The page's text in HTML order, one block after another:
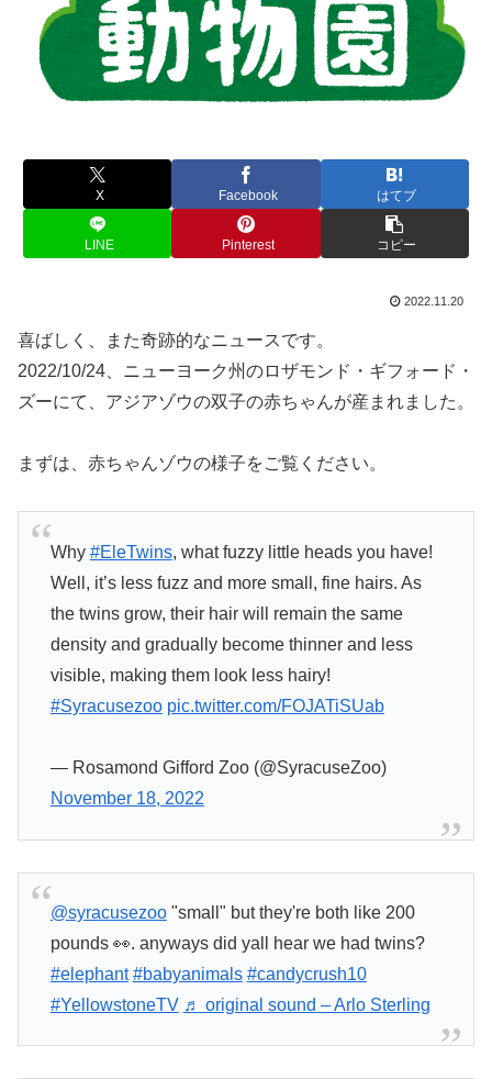
X Facebook はてブ
LINE Pinterest コピー
2022.11.20
喜ばしく、また奇跡的なニュースです。
2022/10/24、ニューヨーク州のロザモンド・ギフォード・
ズーにて、アジアゾウの双子の赤ちゃんが産まれました。
まずは、赤ちゃんゾウの様子をご覧ください。
Why #EleTwins, what fuzzy little heads you have!
Well, it’s less fuzz and more small, fine hairs. As
the twins grow, their hair will remain the same
density and gradually become thinner and less
visible, making them look less hairy!
#Syracusezoo pic.twitter.com/FOJATiSUab
— Rosamond Gifford Zoo (@SyracuseZoo)
November 18, 2022
@syracusezoo"small" but they're both like 200
pounds 👀. anyways did yall hear we had twins?
#elephant #babyanimals #candycrush10
#YellowstoneTV ♬ original sound – Arlo Sterling